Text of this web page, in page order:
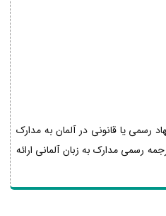
رسمی یا قانونی در آلمان به مدارک
رسمی مدارک به زبان آلمانی ارائه